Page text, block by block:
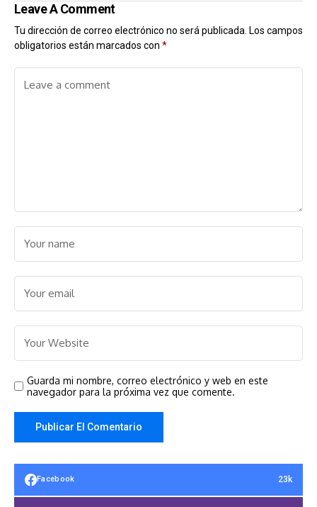
Leave A Comment
Tu dirección de correo electrónico no será publicada. Los campos
obligatorios están marcados con *
Guarda mi nombre, correo electrónico y web en este
navegador para la próxima vez que comente.
Facebook 23k